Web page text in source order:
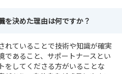
を決めた理由は何ですか？
れていることで技術や知識が確実
であること、サポートナースとい
をしてくださる方がいることな